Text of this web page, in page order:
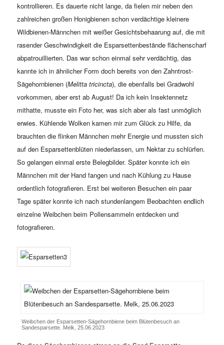
kontrollieren. Es dauerte nicht lange, da fielen mir neben den
zahlreichen großen Honigbienen schon verdächtige kleinere
Wildbienen-Männchen mit weißer Gesichtsbehaarung auf, die mit
rasender Geschwindigkeit die Esparsettenbestände flächenscharf
abpatrouillierten. Das war schon einmal sehr verdächtig, das
kannte ich in ähnlicher Form doch bereits von den Zahntrost-
Sägehornbienen (Melitta tricincta), die ebenfalls bei Gradwohl
vorkommen, aber erst ab August! Da ich kein Insektennetz
mithatte, musste ein Foto her, was sich aber als fast unmöglich
erwies. Kühlende Wolken kamen mir zum Glück zu Hilfe, da
brauchten die flinken Männchen mehr Energie und mussten sich
auf den Esparsettenblüten niederlassen, um Nektar zu schlürfen.
So gelangen einmal erste Belegbilder. Später konnte ich ein
Männchen mit der Hand fangen und nach Kühlung zu Hause
ordentlich fotografieren. Erst bei weiteren Besuchen ein paar
Tage später konnte ich nach stundenlangem Beobachten endlich
einzelne Weibchen beim Pollensammeln entdecken und
fotografieren.
Weibchen der Esparsetten-Sägehornbiene beim Blütenbesuch an
Sandesparsette. Melk, 25.06.2023